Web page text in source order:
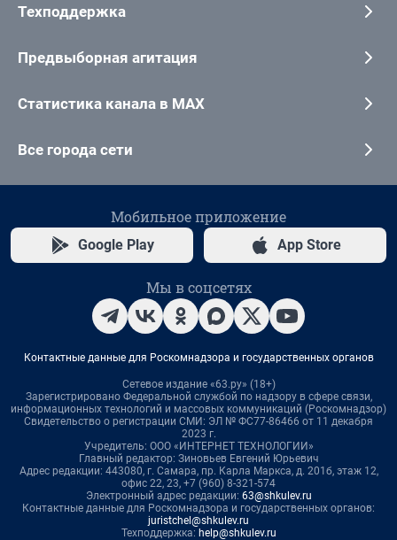
Техподдержка
Предвыборная агитация
Статистика канала в MAX
Все города сети
Мобильное приложение
Google Play App Store
Мы в соцсетях
Контактные данные для Роскомнадзора и государственных органов
Сетевое издание «63.ру» (18+)
Зарегистрировано Федеральной службой по надзору в сфере связи,
информационных технологий и массовых коммуникаций (Роскомнадзор)
Свидетельство о регистрации СМИ: ЭЛ № ФС77-86466 от 11 декабря
2023 г.
Учредитель: ООО «ИНТЕРНЕТ ТЕХНОЛОГИИ»
Главный редактор: Зиновьев Евгений Юрьевич
Адрес редакции: 443080, г. Самара, пр. Карла Маркса, д. 201б, этаж 12,
офис 22, 23, +7 (960) 8-321-574
Электронный адрес редакции: 63@shkulev.ru
Контактные данные для Роскомнадзора и государственных органов:
juristchel@shkulev.ru
Техподдержка: help@shkulev.ru